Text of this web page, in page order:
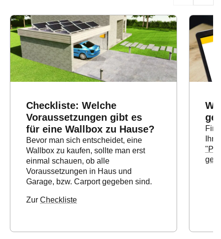
Checkliste: Welche
Voraussetzungen gibt es
für eine Wallbox zu Hause?
Bevor man sich entscheidet, eine
Wallbox zu kaufen, sollte man erst
einmal schauen, ob alle
Voraussetzungen in Haus und
Garage, bzw. Carport gegeben sind.
Zur Checkliste